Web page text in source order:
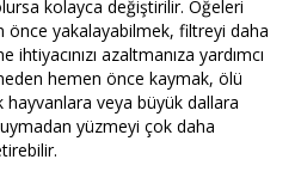
kolayca değiştirilir. Öğeleri
önce yakalayabilmek, filtreyi daha
azaltmanıza yardımcı
hemen önce kaymak, ölü
hayvanlara veya büyük dallara
yüzmeyi çok daha